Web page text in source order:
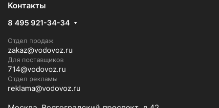
Контакты
8 495 921-34-34
Отдел продаж
zakaz@vodovoz.ru
Для поставщиков
714@vodovoz.ru
Отдел рекламы
reklama@vodovoz.ru